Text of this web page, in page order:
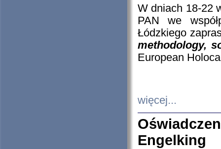
W dniach 18-22
PAN we
Łódzkiego
methodology,
European
więcej...
Engelking